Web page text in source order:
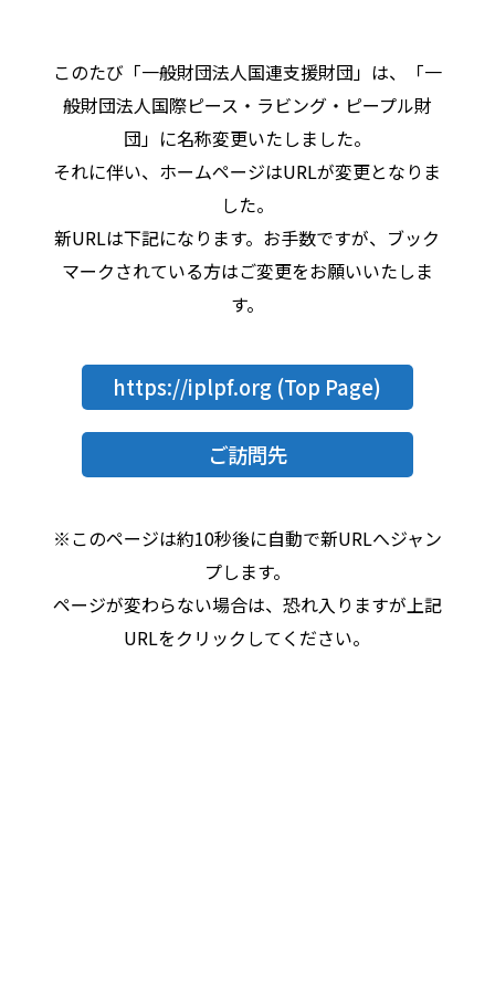
このたび「一般財団法人国連支援財団」は、「一
般財団法人国際ピース・ラビング・ピープル財
団」に名称変更いたしました。
それに伴い、ホームページはURLが変更となりま
した。
新URLは下記になります。お手数ですが、ブック
マークされている方はご変更をお願いいたしま
す。
https://iplpf.org (Top Page)
ご訪問先
※このページは約10秒後に自動で新URLへジャン
プします。
ページが変わらない場合は、恐れ入りますが上記
URLをクリックしてください。